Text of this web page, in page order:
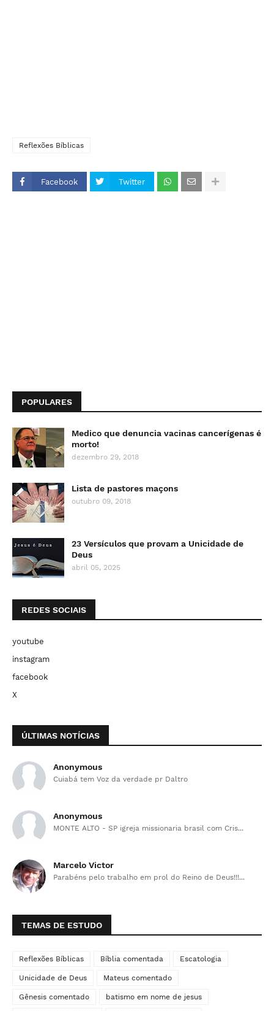
Reflexões Bíblicas
Facebook Twitter
POPULARES
Medico que denuncia vacinas cancerígenas é
morto!
dezembro 29, 2018
Lista de pastores maçons
outubro 09, 2018
23 Versículos que provam a Unicidade de
Deus
abril 05, 2025
REDES SOCIAIS
youtube
instagram
facebook
X
ÚLTIMAS NOTÍCIAS
Anonymous
Cuiabá tem Voz da verdade pr Daltro
Anonymous
MONTE ALTO - SP igreja missionaria brasil com Cris...
Marcelo Victor
Parabéns pelo trabalho em prol do Reino de Deus!!!...
TEMAS DE ESTUDO
Reflexões Bíblicas Bíblia comentada Escatologia
Unicidade de Deus Mateus comentado
Gênesis comentado batismo em nome de jesus